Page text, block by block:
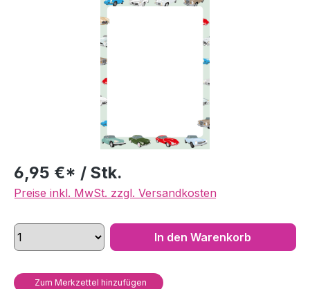
6,95 €* / Stk.
Preise inkl. MwSt. zzgl. Versandkosten
In den Warenkorb
Zum Merkzettel hinzufügen